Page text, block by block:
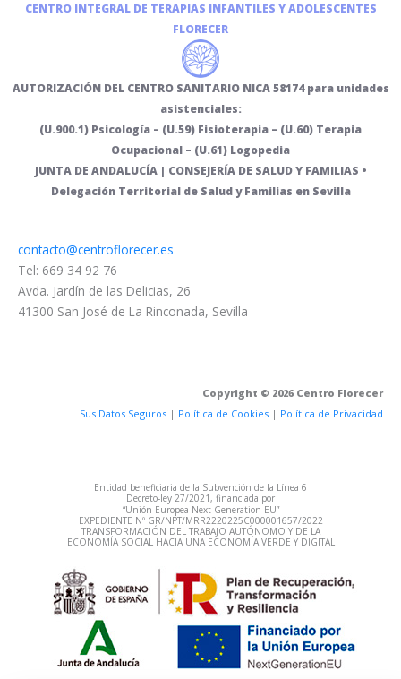
CENTRO INTEGRAL DE TERAPIAS INFANTILES Y ADOLESCENTES
FLORECER
AUTORIZACIÓN DEL CENTRO SANITARIO NICA 58174 para unidades
asistenciales:
(U.900.1) Psicología – (U.59) Fisioterapia – (U.60) Terapia
Ocupacional – (U.61) Logopedia
JUNTA DE ANDALUCÍA | CONSEJERÍA DE SALUD Y FAMILIAS •
Delegación Territorial de Salud y Familias en Sevilla
contacto@centroflorecer.es
Tel: 669 34 92 76
Avda. Jardín de las Delicias, 26
41300 San José de La Rinconada, Sevilla
Copyright © 2026 Centro Florecer
Sus Datos Seguros | Política de Cookies | Política de Privacidad
Entidad beneficiaria de la Subvención de la Línea 6
Decreto‐ley 27/2021, financiada por
“Unión Europea‐Next Generation EU”
EXPEDIENTE Nº GR/NPT/MRR2220225C000001657/2022
TRANSFORMACIÓN DEL TRABAJO AUTÓNOMO Y DE LA
ECONOMÍA SOCIAL HACIA UNA ECONOMÍA VERDE Y DIGITAL